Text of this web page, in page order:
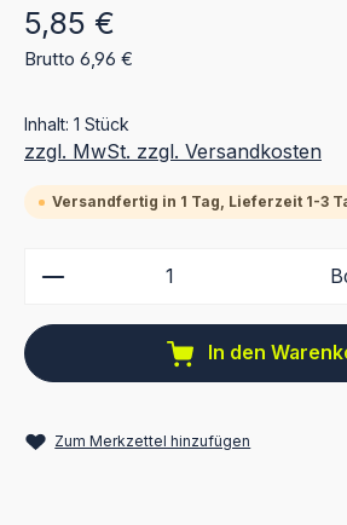
Regulärer Preis:
5,85 €
Brutto 6,96 €
Inhalt: 1 Stück
zzgl. MwSt. zzgl. Versandkosten
Versandfertig in 1 Tag, Lieferzeit 1-3
Produkt Anzahl: Gib den
In den
Zum Merkzettel hinzufügen